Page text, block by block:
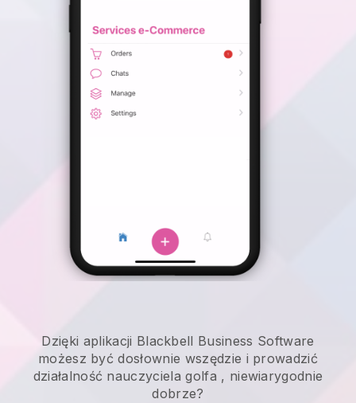
Dzięki aplikacji Blackbell Business Software
możesz być dosłownie wszędzie i prowadzić
działalność nauczyciela golfa , niewiarygodnie
dobrze?